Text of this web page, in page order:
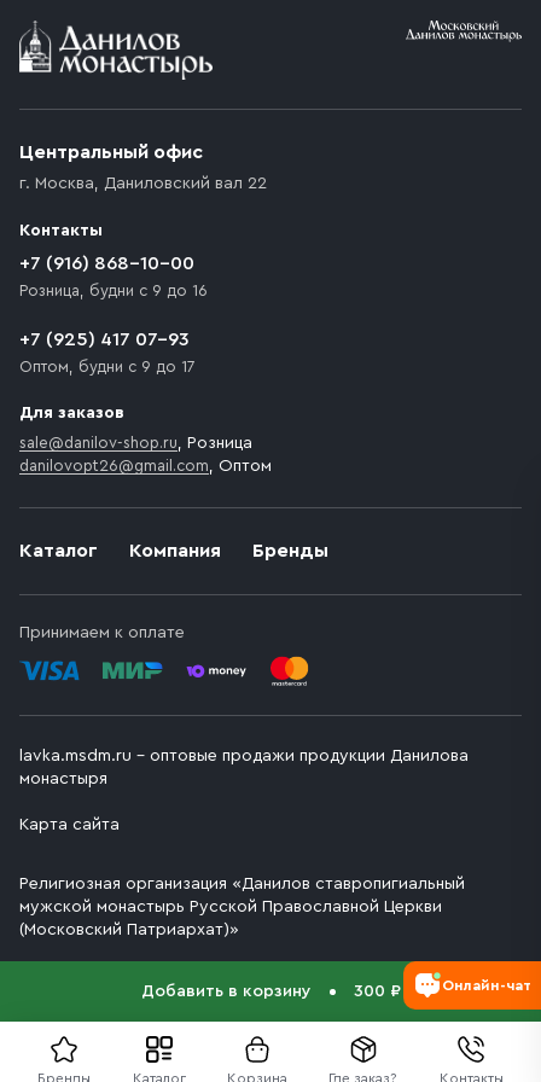
Бренды Каталог Корзина Где заказ? Контакты
Добавить в корзину 300 ₽
Условия доставки
возникают препятствия для подъезда автомобиля,
которое максимально близко к месту запланированной
движения. Если на территории места назначения
доставки предусмотрен платный въезд, то Покупателю
необходимо компенсировать стоимость въезда
Каталог Компания Бренды
Принимаем к оплате
Центральный офис
г. Москва, Даниловский вал 22
Контакты
+7 (916) 868-10-00
Розница, будни с 9 до 16
+7 (925) 417 07-93
Оптом, будни с 9 до 17
Для заказов
sale@danilov-shop.ru, Розница
danilovopt26@gmail.com, Оптом
lavka.msdm.ru – оптовые продажи продукции Данилова
монастыря
Карта сайта
Религиозная организация «Данилов ставропигиальный
мужской монастырь Русской Православной Церкви
(Московский Патриархат)»
Онлайн-чат